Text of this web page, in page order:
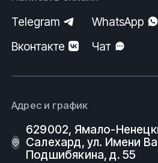
Telegram
WhatsApp
Вконтакте
Чат
Адрес и график
629002, Ямало-
Салехард, ул. Имени
Подшибякина, д. 55